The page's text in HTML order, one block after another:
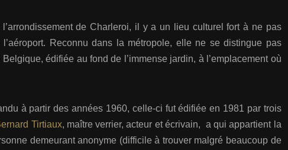
de Charleroi, il y a un lieu culturel fort à ne pas
Reconnu dans la métropole, elle ne se distingue pas
édifiée au fond de l’immense jardin, à l’emplacement où
à partir des années 1960, celle-ci fut édifiée en 1981 par trois
Tirtiaux, maître verrier, acteur et écrivain, a qui appartient la
demeurant anonyme (difficile à trouver malgré beaucoup de